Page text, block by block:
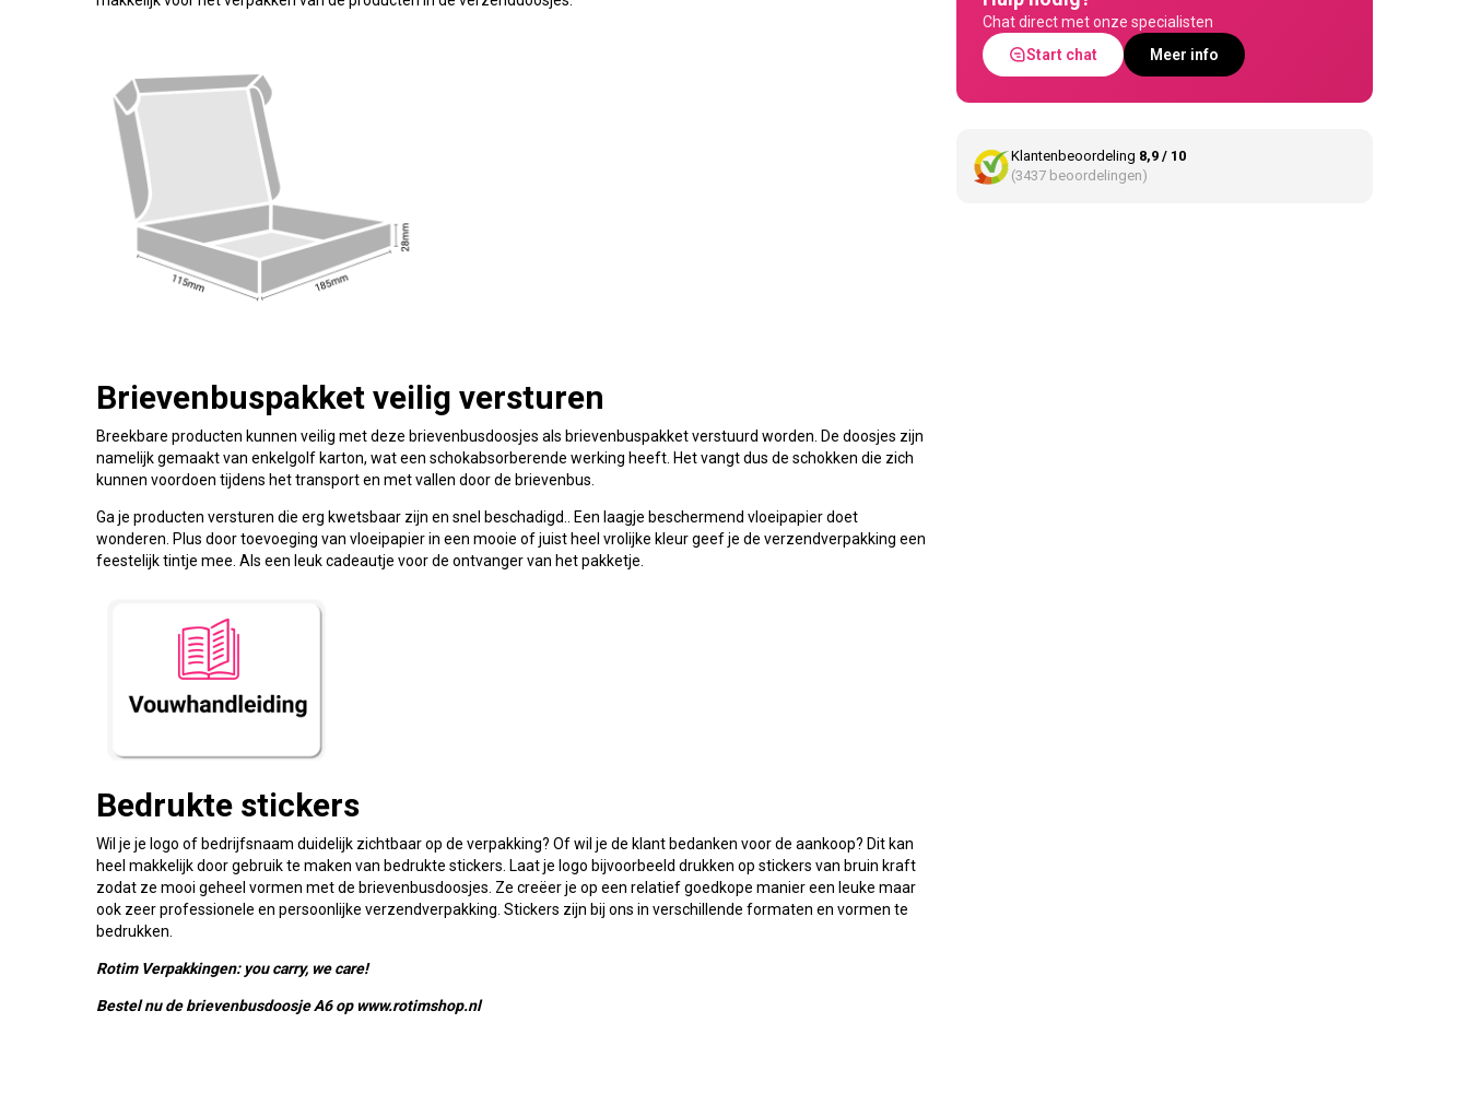
Brievenbuspakket veilig versturen
Breekbare producten kunnen veilig met deze brievenbusdoosjes als brievenbuspakket verstuurd worden. De doosjes zijn
namelijk gemaakt van enkelgolf karton, wat een schokabsorberende werking heeft. Het vangt dus de schokken die zich
kunnen voordoen tijdens het transport en met vallen door de brievenbus.
Ga je producten versturen die erg kwetsbaar zijn en snel beschadigd.. Een laagje beschermend vloeipapier doet
wonderen. Plus door toevoeging van vloeipapier in een mooie of juist heel vrolijke kleur geef je de verzendverpakking een
feestelijk tintje mee. Als een leuk cadeautje voor de ontvanger van het pakketje.
Bedrukte stickers
Wil je je logo of bedrijfsnaam duidelijk zichtbaar op de verpakking? Of wil je de klant bedanken voor de aankoop? Dit kan
heel makkelijk door gebruik te maken van bedrukte stickers. Laat je logo bijvoorbeeld drukken op stickers van bruin kraft
zodat ze mooi geheel vormen met de brievenbusdoosjes. Ze creëer je op een relatief goedkope manier een leuke maar
ook zeer professionele en persoonlijke verzendverpakking. Stickers zijn bij ons in verschillende formaten en vormen te
bedrukken.
Rotim Verpakkingen: you carry, we care!
Bestel nu de brievenbusdoosje A6 op www.rotimshop.nl
Chat direct met onze specialisten
Start chat
Meer info
Klantenbeoordeling 8,9 / 10
(3437 beoordelingen)